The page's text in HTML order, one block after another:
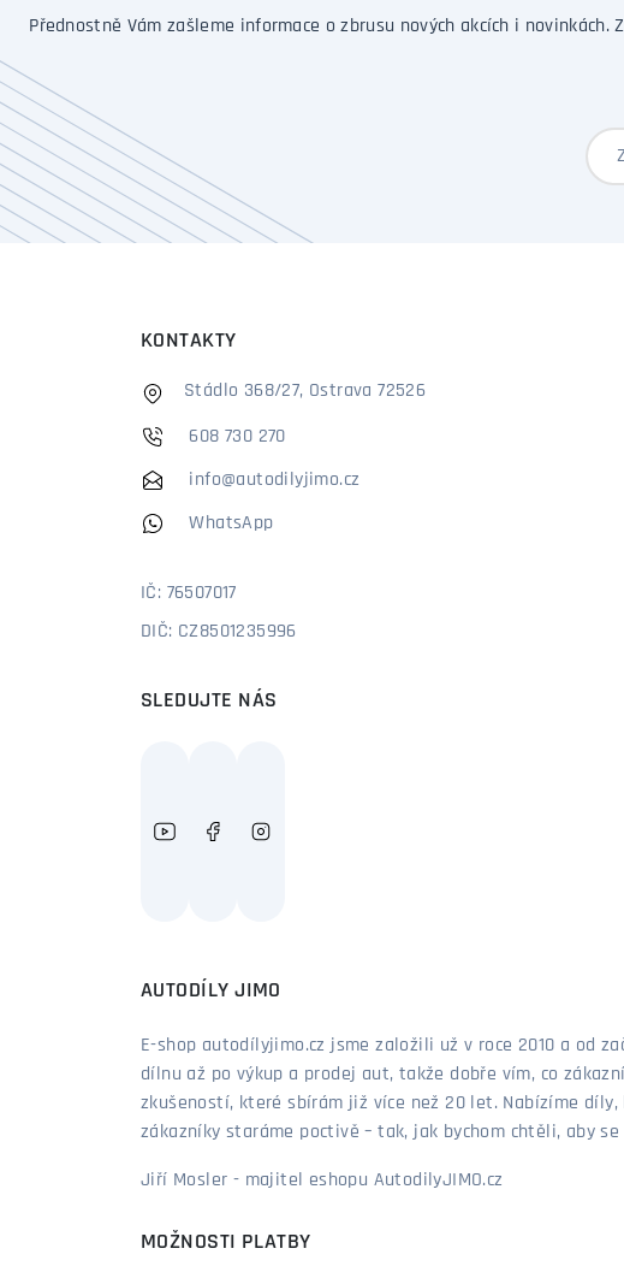
Přednostně Vám zašleme informace o zbrusu nových akcích i
KONTAKTY
Stádlo 368/27, Ostrava 72526
608 730 270
info@autodilyjimo.cz
WhatsApp
IČ: 76507017
DIČ: CZ8501235996
SLEDUJTE NÁS
AUTODÍLY JIMO
E-shop autodílyjimo.cz jsme založili už v roce 2010 a od
dílnu až po výkup a prodej aut, takže dobře vím, co
zkušeností, které sbírám již více než 20 let. Nabízíme
zákazníky staráme poctivě – tak, jak bychom chtěli, aby
Jiří Mosler - majitel eshopu AutodilyJIMO.cz
MOŽNOSTI PLATBY